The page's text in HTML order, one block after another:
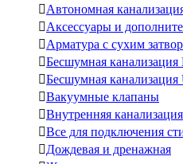
Автономная
Аксессуары и
Арматура с сухим
Бесшумная канализация
Бесшумная канализация
Вакуумные клапаны
Внутренняя канализация
Все для подключения
Дождевая и дренажная